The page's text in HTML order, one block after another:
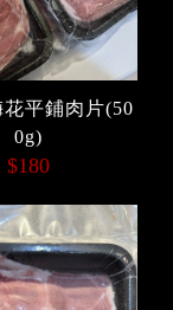
平鋪肉片(50
0g)
$180